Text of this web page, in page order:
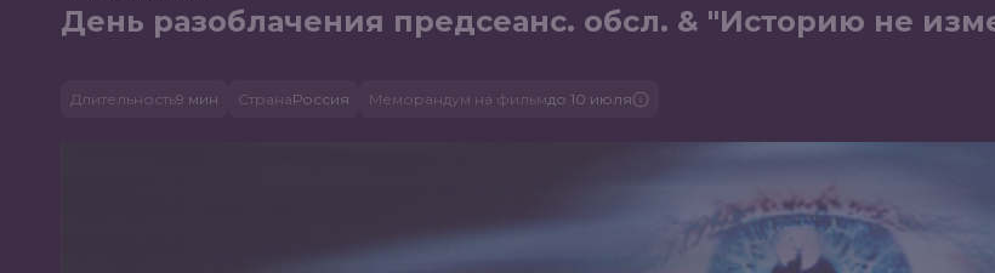
День разоблачения предсеанс. обсл. & "Историю не
Длительность9 мин СтранаРоссия Меморандум на фильмдо 10 июля